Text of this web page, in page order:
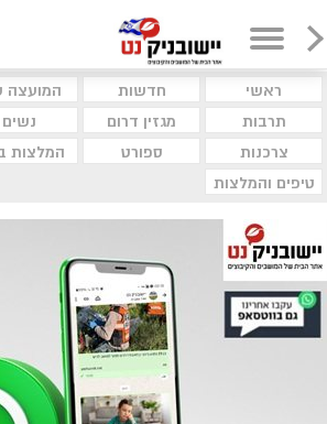
ראשי חדשות המועצה
תרבות
מגזין דרום נשים
צרכנות
ספורט המלצות
טיפים והמלצות